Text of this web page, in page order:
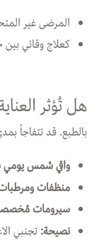
المرضى غير
كعلاج وقائي بين
هل تُؤثر
بالطبع. قد تتفاجأ
واقي شمس يومي
منظفات
سيرومات
نصيحة: تجنبي